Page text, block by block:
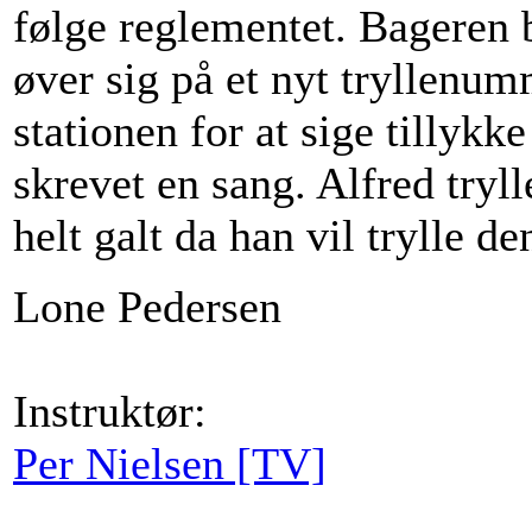
følge reglementet. Bageren
øver sig på et nyt
stationen for at sige
skrevet en sang. Alfred
helt galt da han vil trylle
Lone Pedersen
Instruktør:
Per Nielsen [TV]